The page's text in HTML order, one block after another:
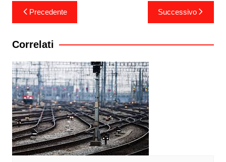
Navigazione
articoli
Precedente Successivo
Correlati